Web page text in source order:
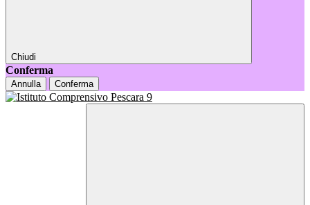
Chiudi
Conferma
Annulla Conferma